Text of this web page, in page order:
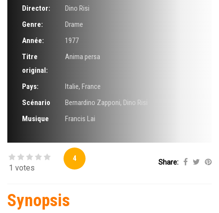
Director:
Dino Risi
Genre:
Drame
Année:
1977
Titre
original:
Anima persa
Pays:
Italie, France
Scénario
Bernardino Zapponi, Dino Risi
Musique
Francis Lai
1 votes
4 Share:
Synopsis